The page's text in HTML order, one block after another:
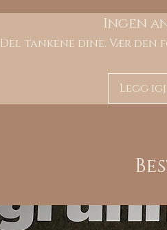
Ingen
Del tankene dine. Vær den
Legg